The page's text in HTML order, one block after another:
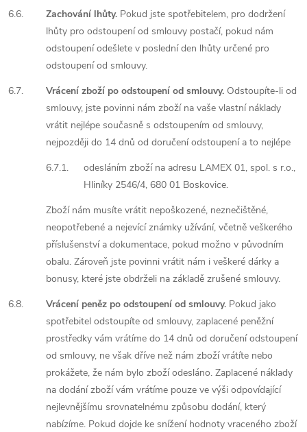
6.6.
Zachování lhůty. Pokud jste spotřebitelem, pro dodržení
lhůty pro odstoupení od smlouvy postačí, pokud nám
odstoupení odešlete v poslední den lhůty určené pro
odstoupení od smlouvy.
6.7.
Vrácení zboží po odstoupení od smlouvy. Odstoupíte-li od
smlouvy, jste povinni nám zboží na vaše vlastní náklady
vrátit nejlépe současně s odstoupením od smlouvy,
nejpozději do 14 dnů od doručení odstoupení a to nejlépe
6.7.1.
odesláním zboží na adresu LAMEX 01, spol. s r.o.,
Hliníky 2546/4, 680 01 Boskovice.
Zboží nám musíte vrátit nepoškozené, neznečištěné,
neopotřebené a nejevící známky užívání, včetně veškerého
příslušenství a dokumentace, pokud možno v původním
obalu. Zároveň jste povinni vrátit nám i veškeré dárky a
bonusy, které jste obdrželi na základě zrušené smlouvy.
6.8.
Vrácení peněz po odstoupení od smlouvy. Pokud jako
spotřebitel odstoupíte od smlouvy, zaplacené peněžní
prostředky vám vrátíme do 14 dnů od doručení odstoupení
od smlouvy, ne však dříve než nám zboží vrátíte nebo
prokážete, že nám bylo zboží odesláno. Zaplacené náklady
na dodání zboží vám vrátíme pouze ve výši odpovídající
nejlevnějšímu srovnatelnému způsobu dodání, který
nabízíme. Pokud dojde ke snížení hodnoty vraceného zboží